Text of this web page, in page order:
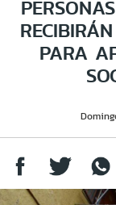
PARA